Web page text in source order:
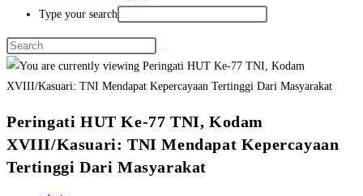
Type your search
Peringati HUT Ke-77 TNI, Kodam
XVIII/Kasuari: TNI Mendapat Kepercayaan
Tertinggi Dari Masyarakat